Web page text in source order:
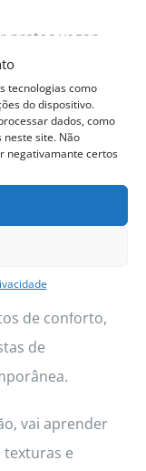
tecnologias como
do dispositivo.
dados, como
neste site. Não
negativamante certos
pratos vegan
e cheios de
que pode
como numa
uma
cozinha vegetal,
ingredientes
vegetais
de conforto,
de
vai aprender
e